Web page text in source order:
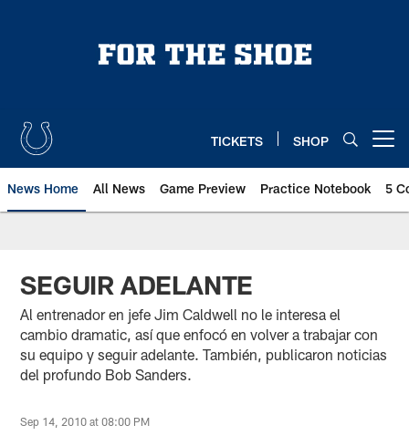
TICKETS SHOP
News Home All News Game Preview Practice Notebook 5
SEGUIR ADELANTE
Al entrenador en jefe Jim Caldwell no le interesa el
cambio dramatic, así que enfocó en volver a trabajar con
su equipo y seguir adelante. También, publicaron noticias
del profundo Bob Sanders.
Sep 14, 2010 at 08:00 PM